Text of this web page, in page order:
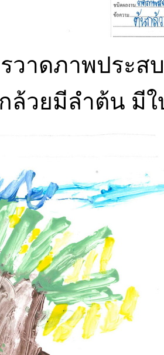
วาดภาพประส
ล้วยมีลำต้น มี